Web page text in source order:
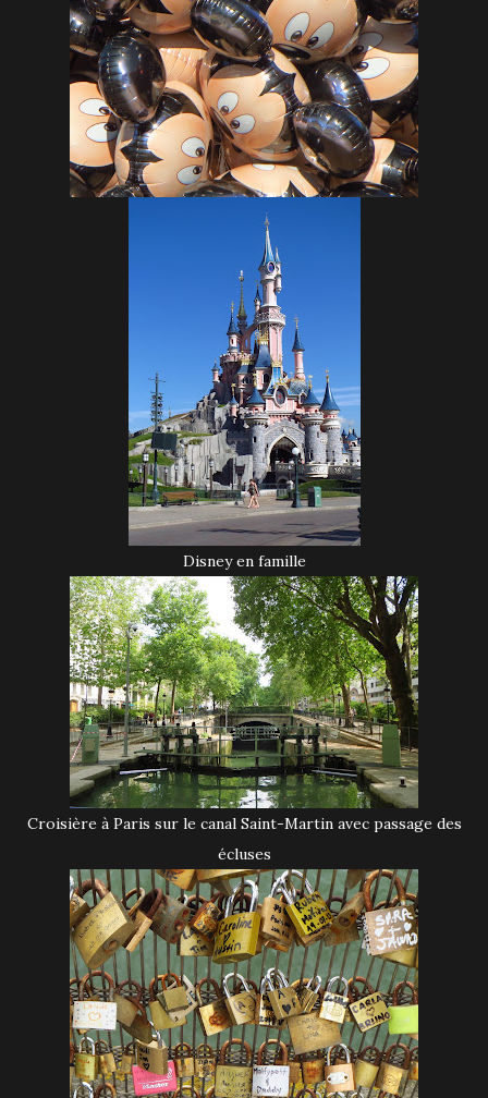
Disney en famille
Croisière à Paris sur le canal Saint-Martin avec passage des
écluses